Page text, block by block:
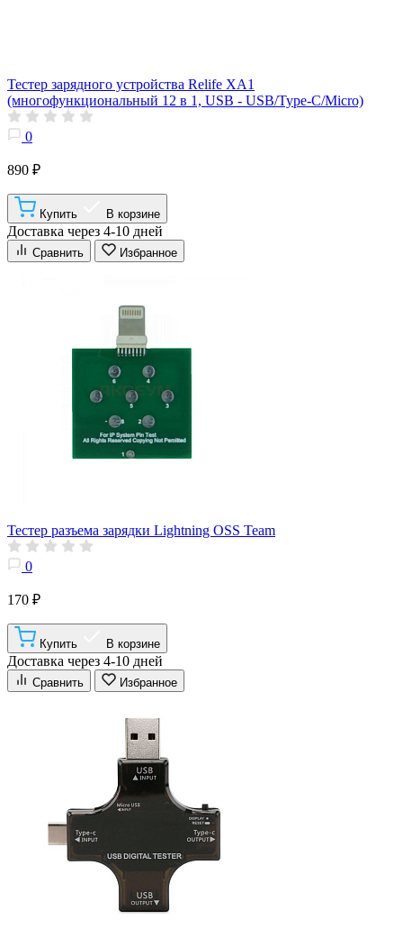
Тестер зарядного устройства Relife XA1
(многофункциональный 12 в 1, USB - USB/Type-C/Micro)
0
890 ₽
Купить В корзине
Доставка через 4-10 дней
Сравнить Избранное
Тестер разъема зарядки Lightning OSS Team
0
170 ₽
Купить В корзине
Доставка через 4-10 дней
Сравнить Избранное